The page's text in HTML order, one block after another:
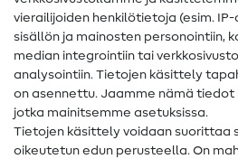
Ompeluohjeet
Apua ja yhteystiedot
Yhteystiedot
Tietoa omistajanvaihdoksesta
vierailijoiden henkilötietoja (esim. IP-
sisällön ja mainosten personointiin,
median integrointiin tai
analysointiin. Tietojen käsittely
on asennettu. Jaamme nämä tiedot
jotka mainitsemme asetuksissa.
Tietojen käsittely voidaan suorittaa
oikeutetun edun perusteella. On